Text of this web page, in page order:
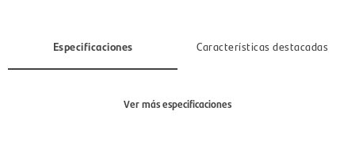
Especificaciones Características destacadas
Ver más especificaciones